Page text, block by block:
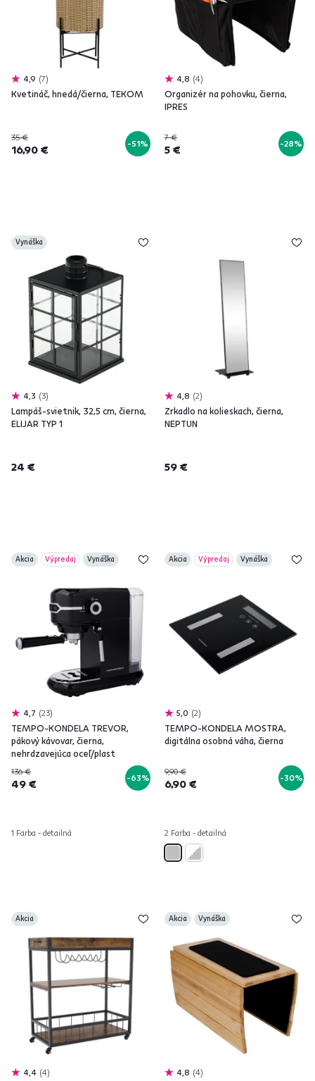
4,9 7
Kvetináč, hnedá/čierna, TEKOM
35 €
16,90 € -51%
4,8 4
Organizér na pohovku, čierna,
IPRES
7 €
5 € -28%
Vynáška
4,3 3
Lampáš-svietnik, 32,5 cm, čierna,
ELIJAR TYP 1
24 €
4,8 2
Zrkadlo na kolieskach, čierna,
NEPTUN
59 €
Akcia Výpredaj Vynáška
4,7 23
TEMPO-KONDELA TREVOR,
pákový kávovar, čierna,
nehrdzavejúca oceľ/plast
136 €
49 € -63%
1 Farba - detailná
Akcia Výpredaj Vynáška
5,0 2
TEMPO-KONDELA MOSTRA,
digitálna osobná váha, čierna
9,90 €
6,90 € -30%
2 Farba - detailná
Akcia
4,4 4
Akcia Vynáška
4,8 4